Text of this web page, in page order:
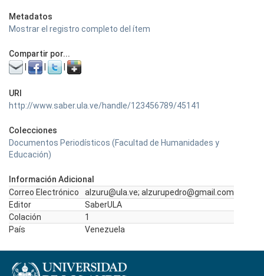
Metadatos
Mostrar el registro completo del ítem
Compartir por...
URI
http://www.saber.ula.ve/handle/123456789/45141
Colecciones
Documentos Periodísticos (Facultad de Humanidades y
Educación)
Información Adicional
Correo Electrónico
alzuru@ula.ve; alzurupedro@gmail.com
Editor
SaberULA
Colación
1
País
Venezuela